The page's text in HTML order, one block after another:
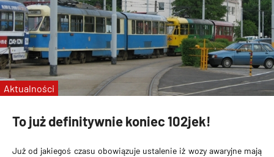
To już definitywnie koniec 102jek!
Już od jakiegoś czasu obowiązuje ustalenie iż wozy awaryjne mają
Aktualności